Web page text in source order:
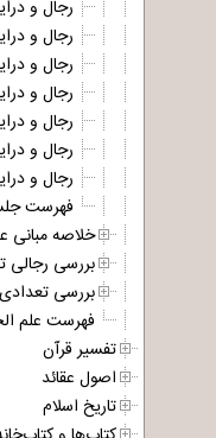
رجال و
رجال و
رجال و
رجال و
رجال و
رجال و
رجال و
فهرست
خلاصه
بررسی رجالی
بررسی
فهرست علم
تفسیر قرآن
اصول عقائد
تاریخ اسلام